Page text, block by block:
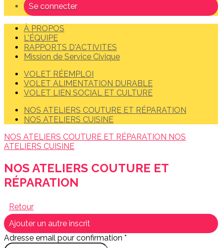
Se connecter
À PROPOS
L'ÉQUIPE
RAPPORTS D'ACTIVITES
Mission de Service Civique
VOLET RÉEMPLOI
VOLET ALIMENTATION DURABLE
VOLET LIEN SOCIAL ET CULTURE
NOS ATELIERS COUTURE ET RÉPARATION
NOS ATELIERS CUISINE
NOS ATELIERS COUTURE ET RÉPARATION NOS
ATELIERS CUISINE
NOS ATELIERS COUTURE ET
RÉPARATION
Retour
Ajouter un autre inscrit
Adresse email pour confirmation *